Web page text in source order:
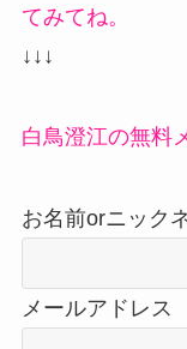
てみてね。
↓↓↓
白鳥澄江の無料
お名前orニック
メールアドレス